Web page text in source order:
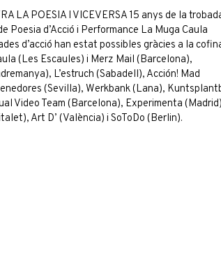
LA POESIA I VICEVERSA 15 anys de la
Poesia d’Acció i Performance La Muga Caula
d’acció han estat possibles gràcies a la
(Les Escaules) i Merz Mail (Barcelona),
L’estruch (Sabadell), Acción! Mad
(Sevilla), Werkbank (Lana),
Video Team (Barcelona), Experimenta
Art D’ (València) i SoToDo (Berlin).